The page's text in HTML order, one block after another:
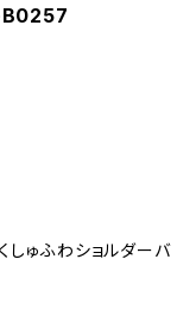
B0257
しゅふわショルダーバ